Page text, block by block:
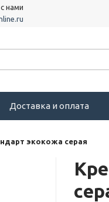
нами
Доставка и оплата
экокожа серая